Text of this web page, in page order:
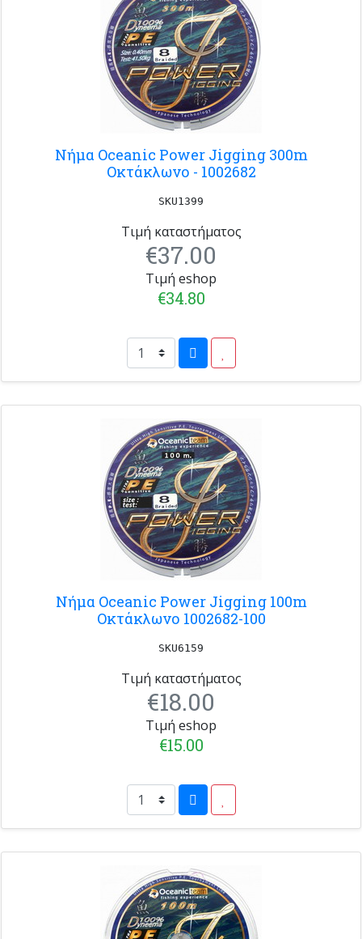
Νήμα Oceanic Power Jigging 300m
Οκτάκλωνο - 1002682
SKU1399
Τιμή καταστήματος
€37.00
Τιμή eshop
€34.80
Νήμα Oceanic Power Jigging 100m
Οκτάκλωνο 1002682-100
SKU6159
Τιμή καταστήματος
€18.00
Τιμή eshop
€15.00